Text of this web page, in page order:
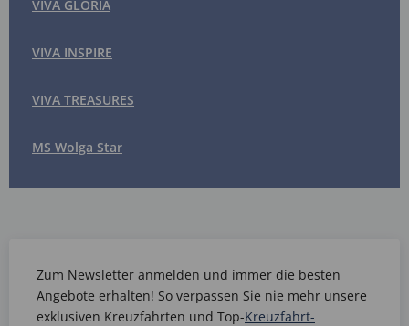
VIVA GLORIA
VIVA INSPIRE
VIVA TREASURES
MS Wolga Star
Zum Newsletter anmelden und immer die besten
Angebote erhalten! So verpassen Sie nie mehr unsere
exklusiven Kreuzfahrten und Top-Kreuzfahrt-